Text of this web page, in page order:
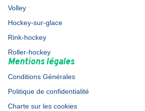
Volley
Hockey-sur-glace
Rink-hockey
Roller-hockey
Mentions légales
Conditions Générales
Politique de confidentialité
Charte sur les cookies